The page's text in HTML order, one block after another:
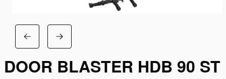
DOOR BLASTER HDB 90 ST